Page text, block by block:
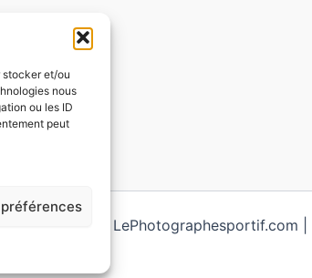
stocker et/ou
nous
ou les ID
peut
© 2026 LePhotographesportif.com |